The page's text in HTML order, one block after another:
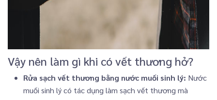
Vậy nên làm gì khi có vết thương hở?
Rửa sạch vết thương bằng nước muối sinh lý: Nước
muối sinh lý có tác dụng làm sạch vết thương mà